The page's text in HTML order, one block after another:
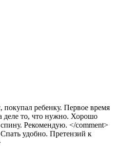
ребенку. Первое время
деле то, что нужно. Хорошо
Рекомендую. </comment>
удобно. Претензий к